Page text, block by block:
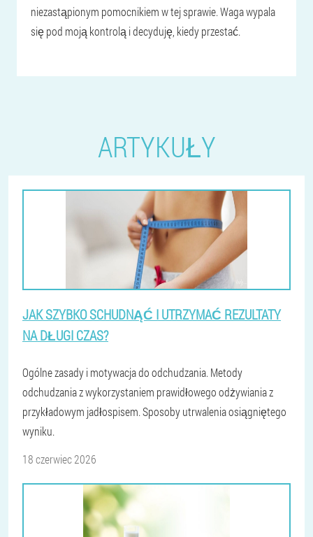
niezastąpionym pomocnikiem w tej sprawie. Waga wypala
się pod moją kontrolą i decyduję, kiedy przestać.
ARTYKUŁY
JAK SZYBKO SCHUDNĄĆ I UTRZYMAĆ REZULTATY
NA DŁUGI CZAS?
Ogólne zasady i motywacja do odchudzania. Metody
odchudzania z wykorzystaniem prawidłowego odżywiania z
przykładowym jadłospisem. Sposoby utrwalenia osiągniętego
wyniku.
18 czerwiec 2026